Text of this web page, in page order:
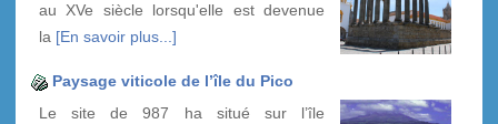
au XVe siècle lorsqu'elle est devenue
la [En savoir plus...]
Paysage viticole de l’île du Pico
Le site de 987 ha situé sur l’île